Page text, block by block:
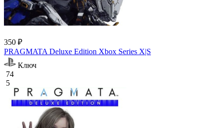
350 ₽
PRAGMATA Deluxe Edition Xbox Series X|S
Ключ
74
5